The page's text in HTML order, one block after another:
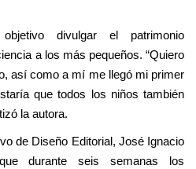
divulgar el patrimonio
a los más pequeños. “Quiero
así como a mí me llegó mi primer
que todos los niños también
la autora.
de Diseño Editorial, José Ignacio
durante seis semanas los